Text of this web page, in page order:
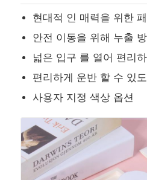
집
제품
비디오
우리 에 관한 것
공장 투어
현대적 인 매력을 위한
안전 이동을 위해 누출
넓은 입구 를 열어 편리
편리하게 운반 할 수 있
사용자 지정 색상 옵션